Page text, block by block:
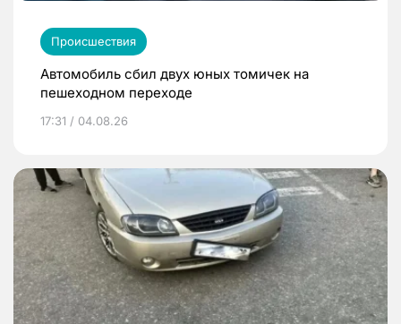
Происшествия
Автомобиль сбил двух юных томичек на
пешеходном переходе
17:31 / 04.08.26